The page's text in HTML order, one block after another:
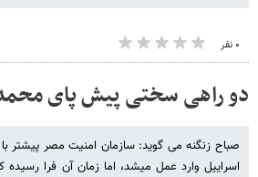
۰ نفر
دو راهی سختی پیش پای
صباح زنگنه می گوید: سازمان امنیت مصر پیشتر
اسراییل وارد عمل میشد، اما زمان آن فرا